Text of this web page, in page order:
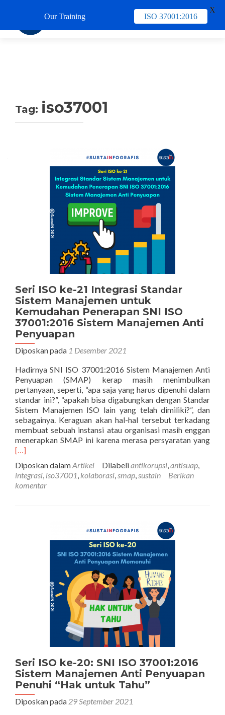
Tag: iso37001
Seri ISO ke-21 Integrasi Standar
Sistem Manajemen untuk
Kemudahan Penerapan SNI ISO
37001:2016 Sistem Manajemen Anti
Penyuapan
Diposkan pada 1 Desember 2021
Hadirnya SNI ISO 37001:2016 Sistem Manajemen Anti
Penyuapan (SMAP) kerap masih menimbulkan
pertanyaan, seperti, “apa saja yang harus dipenuhi dalam
standar ini?”, “apakah bisa digabungkan dengan Standar
Sistem Manajemen ISO lain yang telah dimiliki?”, dan
sebagainya. Keraguan akan hal-hal tersebut terkadang
membuat sebuah instansi atau organisasi masih enggan
menerapkan SMAP ini karena merasa persyaratan yang
[…]
Diposkan dalamArtikel Dilabeliantikorupsi,antisuap,
integrasi, iso37001, kolaborasi,smap,sustain
Berikan
komentar
Seri ISO ke-20: SNI ISO 37001:2016
Sistem Manajemen Anti Penyuapan
Penuhi “Hak untuk Tahu”
Diposkan pada 29 September 2021
Our Training ISO 37001:2016
X